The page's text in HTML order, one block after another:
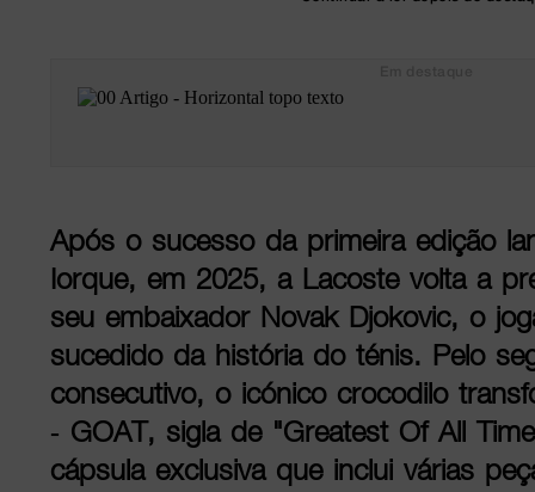
Após o sucesso da primeira edição
Iorque, em 2025, a Lacoste volta a
seu embaixador Novak Djokovic, o
sucedido da história do ténis. Pelo
consecutivo, o icónico crocodilo
- GOAT, sigla de "Greatest Of All
cápsula exclusiva que inclui várias